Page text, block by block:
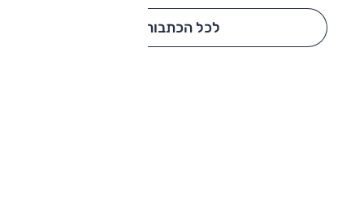
לכל הכתבות